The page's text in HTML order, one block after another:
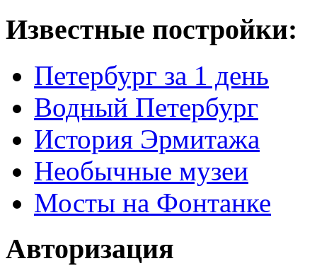
Известные постройки:
Петербург за 1 день
Водный Петербург
История Эрмитажа
Необычные музеи
Мосты на Фонтанке
Авторизация